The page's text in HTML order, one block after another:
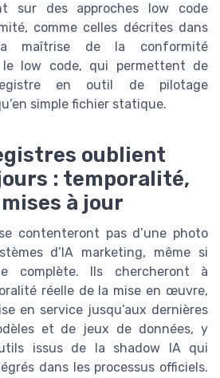
sur des approches low code
comme celles décrites dans
maîtrise de la conformité
le low code, qui permettent de
en outil de pilotage
simple fichier statique.
oublient
: temporalité,
à jour
contenteront pas d’une photo
d’IA marketing, même si
complète. Ils chercheront à
réelle de la mise en œuvre,
en service jusqu’aux dernières
et de jeux de données, y
issus de la shadow IA qui
dans les processus officiels.